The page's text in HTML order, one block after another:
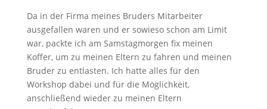
Da in der Firma meines Bruders Mitarbeiter
ausgefallen waren und er sowieso schon am Limit
war, packte ich am Samstagmorgen fix meinen
Koffer, um zu meinen Eltern zu fahren und meinen
Bruder zu entlasten. Ich hatte alles für den
Workshop dabei und für die Möglichkeit,
anschließend wieder zu meinen Eltern